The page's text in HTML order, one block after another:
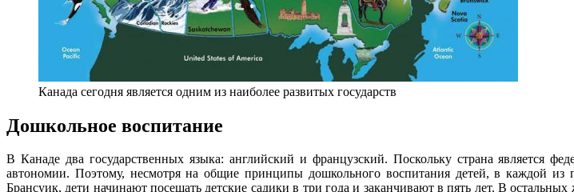
Канада сегодня является одним из наиболее развитых государств
Дошкольное воспитание
В Канаде два государственных языка: английский и французский. Поскольку страна является
автономии. Поэтому, несмотря на общие принципы дошкольного воспитания детей, в каждой
Брансуик, дети начинают посещать детские садики в три года и заканчивают в пять лет. В